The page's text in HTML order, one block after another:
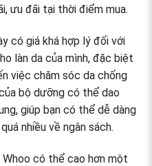
ưu đãi tại thời điểm mua.
có giá khá hợp lý đối với
làn da của mình, đặc biệt
việc chăm sóc da chống
bộ dưỡng có thể dao
giúp bạn có thể dễ dàng
nhiều về ngân sách.
có thể cao hơn một